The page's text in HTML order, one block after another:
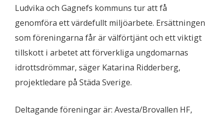
Ludvika och Gagnefs kommuns tur att få
genomföra ett värdefullt miljöarbete. Ersättningen
som föreningarna får är välförtjänt och ett viktigt
tillskott i arbetet att förverkliga ungdomarnas
idrottsdrömmar, säger Katarina Ridderberg,
projektledare på Städa Sverige.
Deltagande föreningar är: Avesta/Brovallen HF,